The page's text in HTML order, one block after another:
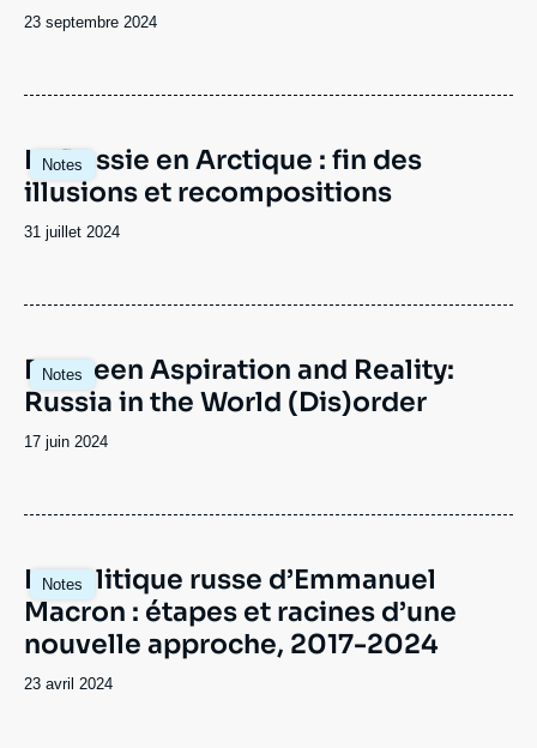
Date
23 septembre 2024
Notes
Image
principale
La Russie en Arctique : fin des
illusions et recompositions
Date
31 juillet 2024
Notes
Image
principale
Between Aspiration and Reality:
Russia in the World (Dis)order
Date
17 juin 2024
Notes
Image
principale
La politique russe d’Emmanuel
Macron : étapes et racines d’une
nouvelle approche, 2017-2024
Date
23 avril 2024